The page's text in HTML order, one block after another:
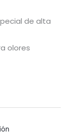
de alta
olores